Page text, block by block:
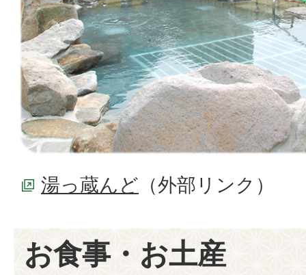
湯っ蔵んど （外部リンク）
お食事・お土産